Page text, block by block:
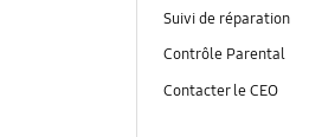
Suivi de réparation
Contrôle Parental
Contacter le CEO